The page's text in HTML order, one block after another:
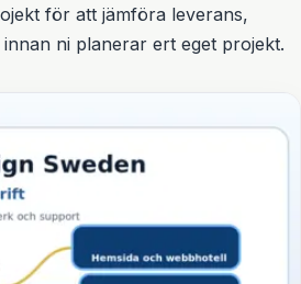
för att jämföra leverans,
ni planerar ert eget projekt.